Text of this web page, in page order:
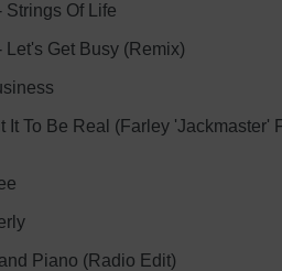
Strings Of Life
Let's Get Busy (Remix)
It To Be Real (Farley 'Jackmaster'
Piano (Radio Edit)